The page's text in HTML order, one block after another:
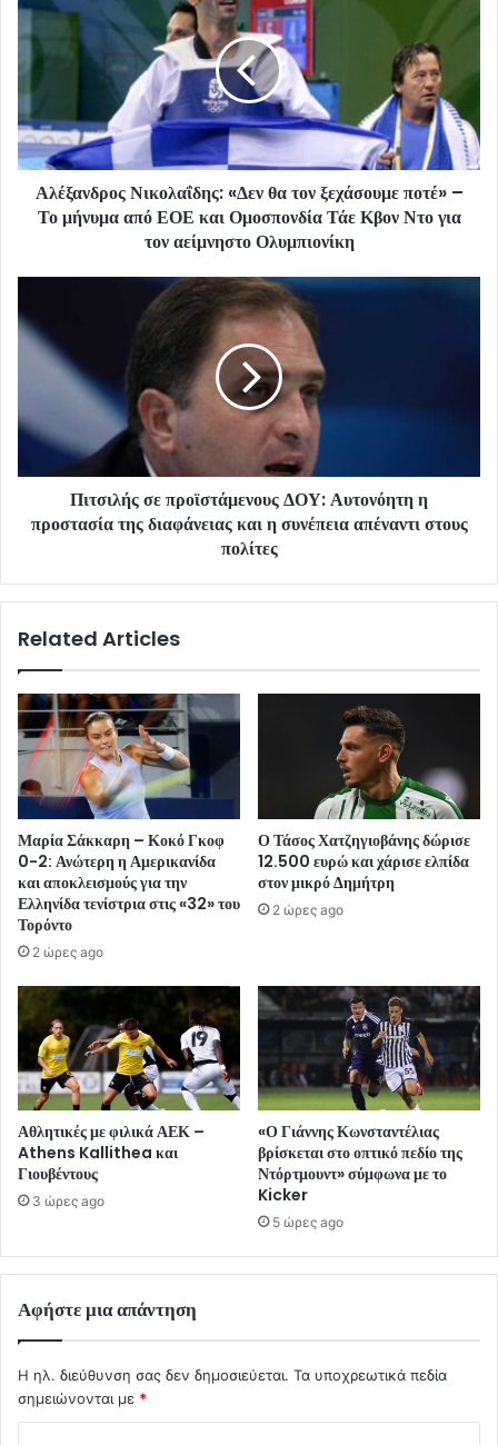
Αλέξανδρος Νικολαΐδης: «Δεν θα τον ξεχάσουμε ποτέ» –
Το μήνυμα από ΕΟΕ και Ομοσπονδία Τάε Κβον Ντο για
τον αείμνηστο Ολυμπιονίκη
Πιτσιλής σε προϊστάμενους ΔΟΥ: Αυτονόητη η
προστασία της διαφάνειας και η συνέπεια απέναντι στους
πολίτες
Related Articles
Μαρία Σάκκαρη – Κοκό Γκοφ
0-2: Ανώτερη η Αμερικανίδα
και αποκλεισμούς για την
Ελληνίδα τενίστρια στις «32» του
Τορόντο
2 ώρες ago
Ο Τάσος Χατζηγιοβάνης δώρισε
12.500 ευρώ και χάρισε ελπίδα
στον μικρό Δημήτρη
2 ώρες ago
Αθλητικές με φιλικά ΑΕΚ –
Athens Kallithea και
Γιουβέντους
3 ώρες ago
«Ο Γιάννης Κωνσταντέλιας
βρίσκεται στο οπτικό πεδίο της
Ντόρτμουντ» σύμφωνα με το
Kicker
5 ώρες ago
Αφήστε μια απάντηση
Η ηλ. διεύθυνση σας δεν δημοσιεύεται. Τα υποχρεωτικά πεδία
σημειώνονται με *